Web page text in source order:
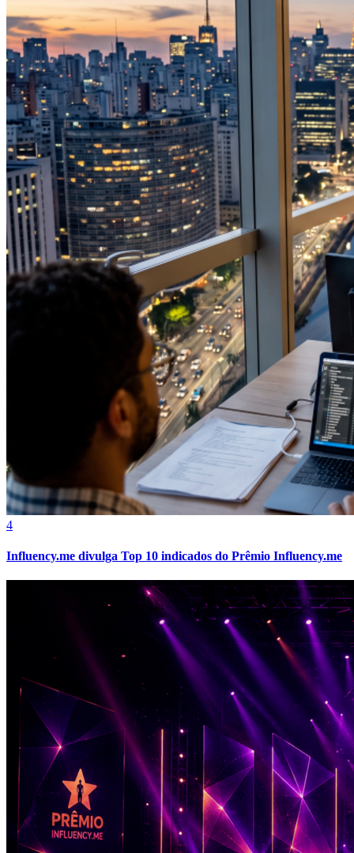
Internacional
Atlético-MG
4
Influency.me divulga Top 10 indicados do Prêmio Influency.me